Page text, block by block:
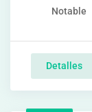
Notable
Detalles